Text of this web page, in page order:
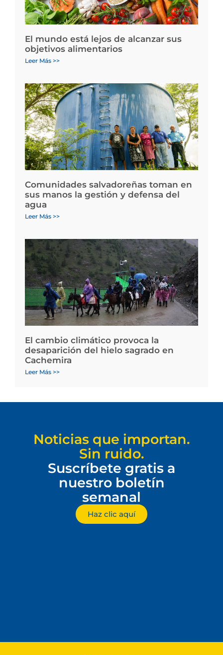
El mundo está lejos de alcanzar sus
objetivos alimentarios
Leer Más >>
Comunidades salvadoreñas toman en
sus manos la gestión y defensa del
agua
Leer Más >>
El cambio climático provoca la
desaparición del hielo sagrado en
Cachemira
Leer Más >>
Noticias que importan.
Sin ruido.
Suscríbete gratis a
nuestro boletín
semanal
Haz clic aquí